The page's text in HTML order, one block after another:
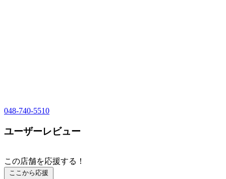
048-740-5510
ユーザーレビュー
この店舗を応援する！
ここから応援